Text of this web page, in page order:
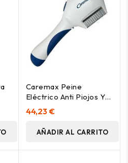
Caremax Peine
Eléctrico Anti Piojos Y
Liendres Profesional
1Ud
44,23 €
AÑADIR AL CARRITO